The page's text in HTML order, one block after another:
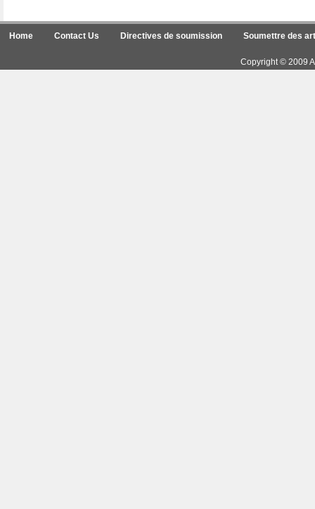
Home Contact Us Directives de soumission Soumettre des
Copyright © 2009